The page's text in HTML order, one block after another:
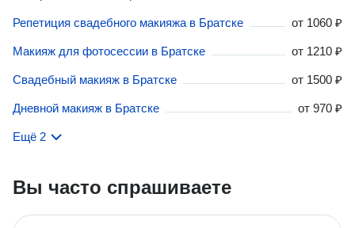
Репетиция свадебного макияжа в Братске от 1060 ₽
Макияж для фотосессии в Братске от 1210 ₽
Свадебный макияж в Братске от 1500 ₽
Дневной макияж в Братске от 970 ₽
Ещё 2
Вы часто спрашиваете